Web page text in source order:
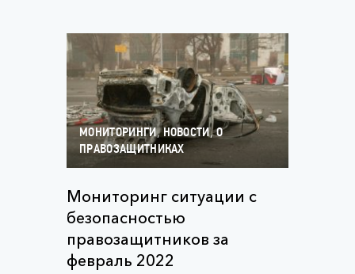
МОНИТОРИНГИ,НОВОСТИ,О
ПРАВОЗАЩИТНИКАХ
Мониторинг ситуации с
безопасностью
правозащитников за
февраль 2022